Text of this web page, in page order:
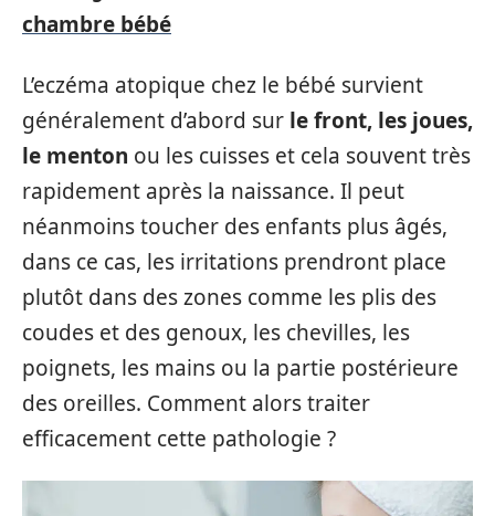
chambre bébé
L’eczéma atopique chez le bébé survient
généralement d’abord sur le front, les joues,
le menton ou les cuisses et cela souvent très
rapidement après la naissance. Il peut
néanmoins toucher des enfants plus âgés,
dans ce cas, les irritations prendront place
plutôt dans des zones comme les plis des
coudes et des genoux, les chevilles, les
poignets, les mains ou la partie postérieure
des oreilles. Comment alors traiter
efficacement cette pathologie ?